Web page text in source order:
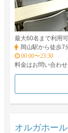
最大60名まで利用
岡山駅から徒歩7
00:00〜23:30
料金はお問い合わ
オルガホー